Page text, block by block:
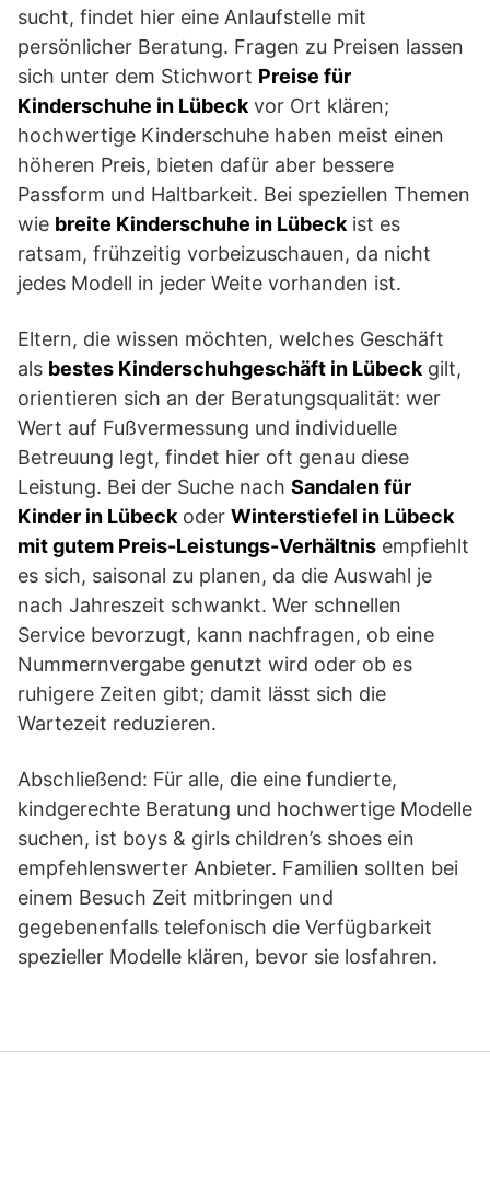
sucht, findet hier eine Anlaufstelle mit
persönlicher Beratung. Fragen zu Preisen lassen
sich unter dem Stichwort Preise für
Kinderschuhe in Lübeck vor Ort klären;
hochwertige Kinderschuhe haben meist einen
höheren Preis, bieten dafür aber bessere
Passform und Haltbarkeit. Bei speziellen Themen
wie breite Kinderschuhe in Lübeck ist es
ratsam, frühzeitig vorbeizuschauen, da nicht
jedes Modell in jeder Weite vorhanden ist.
Eltern, die wissen möchten, welches Geschäft
als bestes Kinderschuhgeschäft in Lübeck gilt,
orientieren sich an der Beratungsqualität: wer
Wert auf Fußvermessung und individuelle
Betreuung legt, findet hier oft genau diese
Leistung. Bei der Suche nach Sandalen für
Kinder in Lübeck oder Winterstiefel in Lübeck
mit gutem Preis-Leistungs-Verhältnis empfiehlt
es sich, saisonal zu planen, da die Auswahl je
nach Jahreszeit schwankt. Wer schnellen
Service bevorzugt, kann nachfragen, ob eine
Nummernvergabe genutzt wird oder ob es
ruhigere Zeiten gibt; damit lässt sich die
Wartezeit reduzieren.
Abschließend: Für alle, die eine fundierte,
kindgerechte Beratung und hochwertige Modelle
suchen, ist boys & girls children’s shoes ein
empfehlenswerter Anbieter. Familien sollten bei
einem Besuch Zeit mitbringen und
gegebenenfalls telefonisch die Verfügbarkeit
spezieller Modelle klären, bevor sie losfahren.